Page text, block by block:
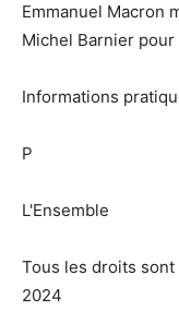
Emmanuel Macron
Michel Barnier
Informations
P
L'Ensemble
Tous les droits
2024